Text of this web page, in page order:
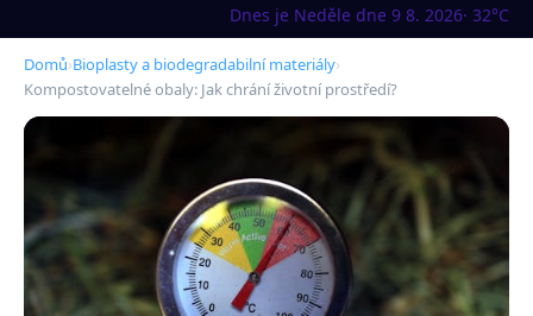
Dnes je Neděle dne 9 8. 2026· 32°C
Domů›Bioplasty a biodegradabilní materiály›
Kompostovatelné obaly: Jak chrání životní prostředí?